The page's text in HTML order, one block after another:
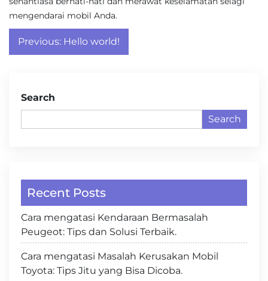
mengendarai mobil Anda.
Post
navigation
Previous: Hello world!
Search
Search
Recent Posts
Cara mengatasi Kendaraan Bermasalah
Peugeot: Tips dan Solusi Terbaik.
Cara mengatasi Masalah Kerusakan Mobil
Toyota: Tips Jitu yang Bisa Dicoba.